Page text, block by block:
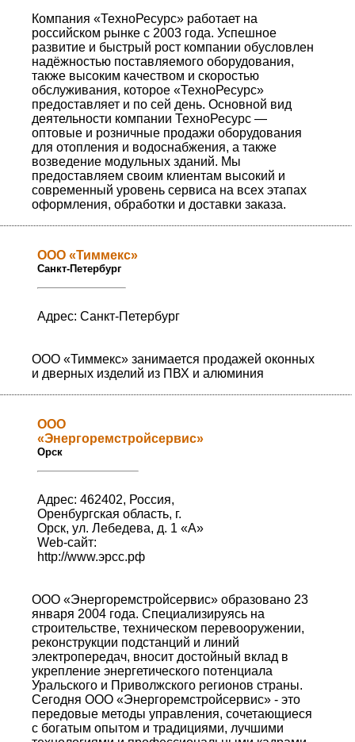
Компания «ТехноРесурс» работает на
российском рынке с 2003 года. Успешное
развитие и быстрый рост компании обусловлен
надёжностью поставляемого оборудования,
также высоким качеством и скоростью
обслуживания, которое «ТехноРесурс»
предоставляет и по сей день. Основной вид
деятельности компании ТехноРесурс —
оптовые и розничные продажи оборудования
для отопления и водоснабжения, а также
возведение модульных зданий. Мы
предоставляем своим клиентам высокий и
современный уровень сервиса на всех этапах
оформления, обработки и доставки заказа.
ООО «Тиммекс»
Санкт-Петербург
Адрес: Санкт-Петербург
ООО «Тиммекс» занимается продажей оконных
и дверных изделий из ПВХ и алюминия
ООО
«Энергоремстройсервис»
Орск
Адрес: 462402, Россия,
Оренбургская область, г.
Орск, ул. Лебедева, д. 1 «А»
Web-сайт:
http://www.эрсс.рф
ООО «Энергоремстройсервис» образовано 23
января 2004 года. Специализируясь на
строительстве, техническом перевооружении,
реконструкции подстанций и линий
электропередач, вносит достойный вклад в
укрепление энергетического потенциала
Уральского и Приволжского регионов страны.
Сегодня ООО «Энергоремстройсервис» - это
передовые методы управления, сочетающиеся
с богатым опытом и традициями, лучшими